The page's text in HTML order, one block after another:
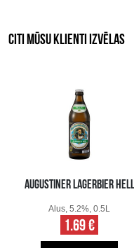
CITI MŪSU KLIENTI IZVĒLAS
AUGUSTINER LAGERBIER HELL
Alus, 5.2%, 0.5L
1.69 €